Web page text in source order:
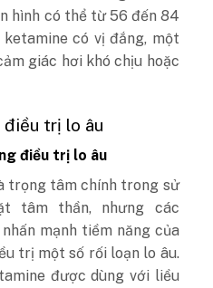
hình có thể từ 56 đến 84
có vị đắng, một
giác hơi khó chịu hoặc
trị lo âu
điều trị lo âu
trọng tâm chính trong sử
tâm thần, nhưng các
mạnh tiềm năng của
trị một số rối loạn lo âu.
được dùng với liều